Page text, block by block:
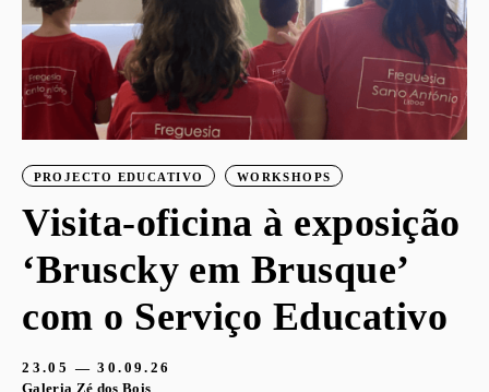
PROJECTO EDUCATIVO WORKSHOPS
Visita-oficina à exposição
‘Bruscky em Brusque’
com o Serviço Educativo
23.05 — 30.09.26
Galeria Zé dos Bois